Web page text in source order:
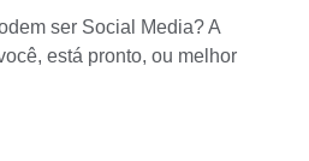
ser Social Media? A
está pronto, ou melhor